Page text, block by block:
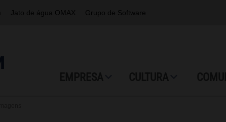
Jato de água OMAX Grupo de Software